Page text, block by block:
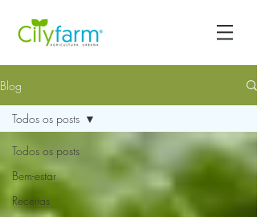
Blog
Todos os posts
Bem-estar
Receitas
Todos os posts